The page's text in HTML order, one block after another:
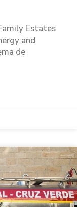
Estates
and
de